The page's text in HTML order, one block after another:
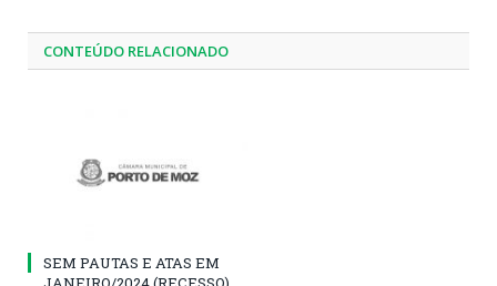
CONTEÚDO RELACIONADO
SEM PAUTAS E ATAS EM